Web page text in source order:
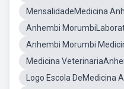
MensalidadeMedicina
Anhembi
Anhembi Morumbi
Medicina
Logo Escola DeMedicina